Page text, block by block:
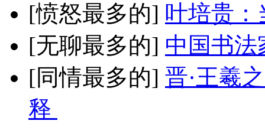
[愤怒最多的] 叶培贵：
[无聊最多的] 中国书法
[同情最多的] 晋·王羲
释